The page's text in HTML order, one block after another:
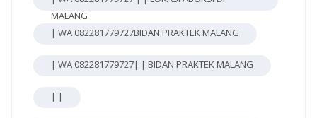
MALANG
| WA 082281779727BIDAN PRAKTEK MALANG
| WA 082281779727| | BIDAN PRAKTEK MALANG
| |